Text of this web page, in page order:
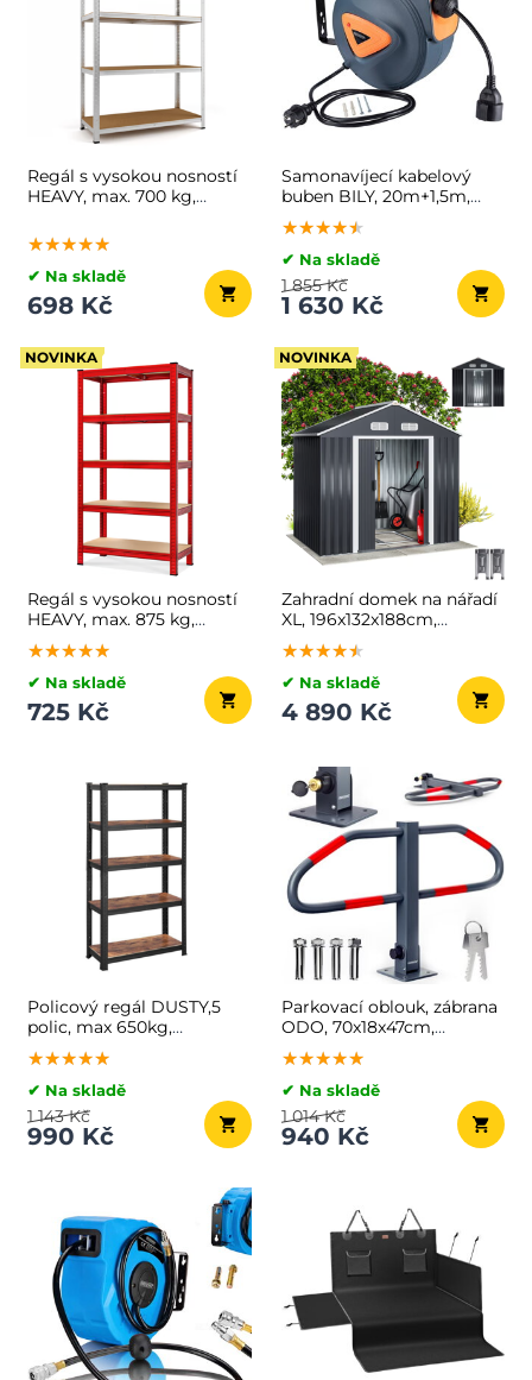
Regál s vysokou nosností
HEAVY, max. 700 kg,
★★★★★
★★★★★
★★★★★
✔ Na skladě
698 Kč
Samonavíjecí kabelový
buben BILY, 20m+1,5m,
šedá/oranžová
★★★★★
★★★★★
★★★★★
✔ Na skladě
1 630 Kč
1 855 Kč
NOVINKA
Regál s vysokou nosností
HEAVY, max. 875 kg,
90×40×180 cm, červená
★★★★★
★★★★★
★★★★★
✔ Na skladě
725 Kč
NOVINKA
Zahradní domek na nářadí
XL, 196x132x188cm,
antracitová
★★★★★
★★★★★
★★★★★
✔ Na skladě
4 890 Kč
Policový regál DUSTY,5
polic, max 650kg,
černá/hnědá
★★★★★
★★★★★
★★★★★
✔ Na skladě
990 Kč
1 143 Kč
Parkovací oblouk, zábrana
ODO, 70x18x47cm,
antracitová
★★★★★
★★★★★
★★★★★
✔ Na skladě
940 Kč
1 014 Kč